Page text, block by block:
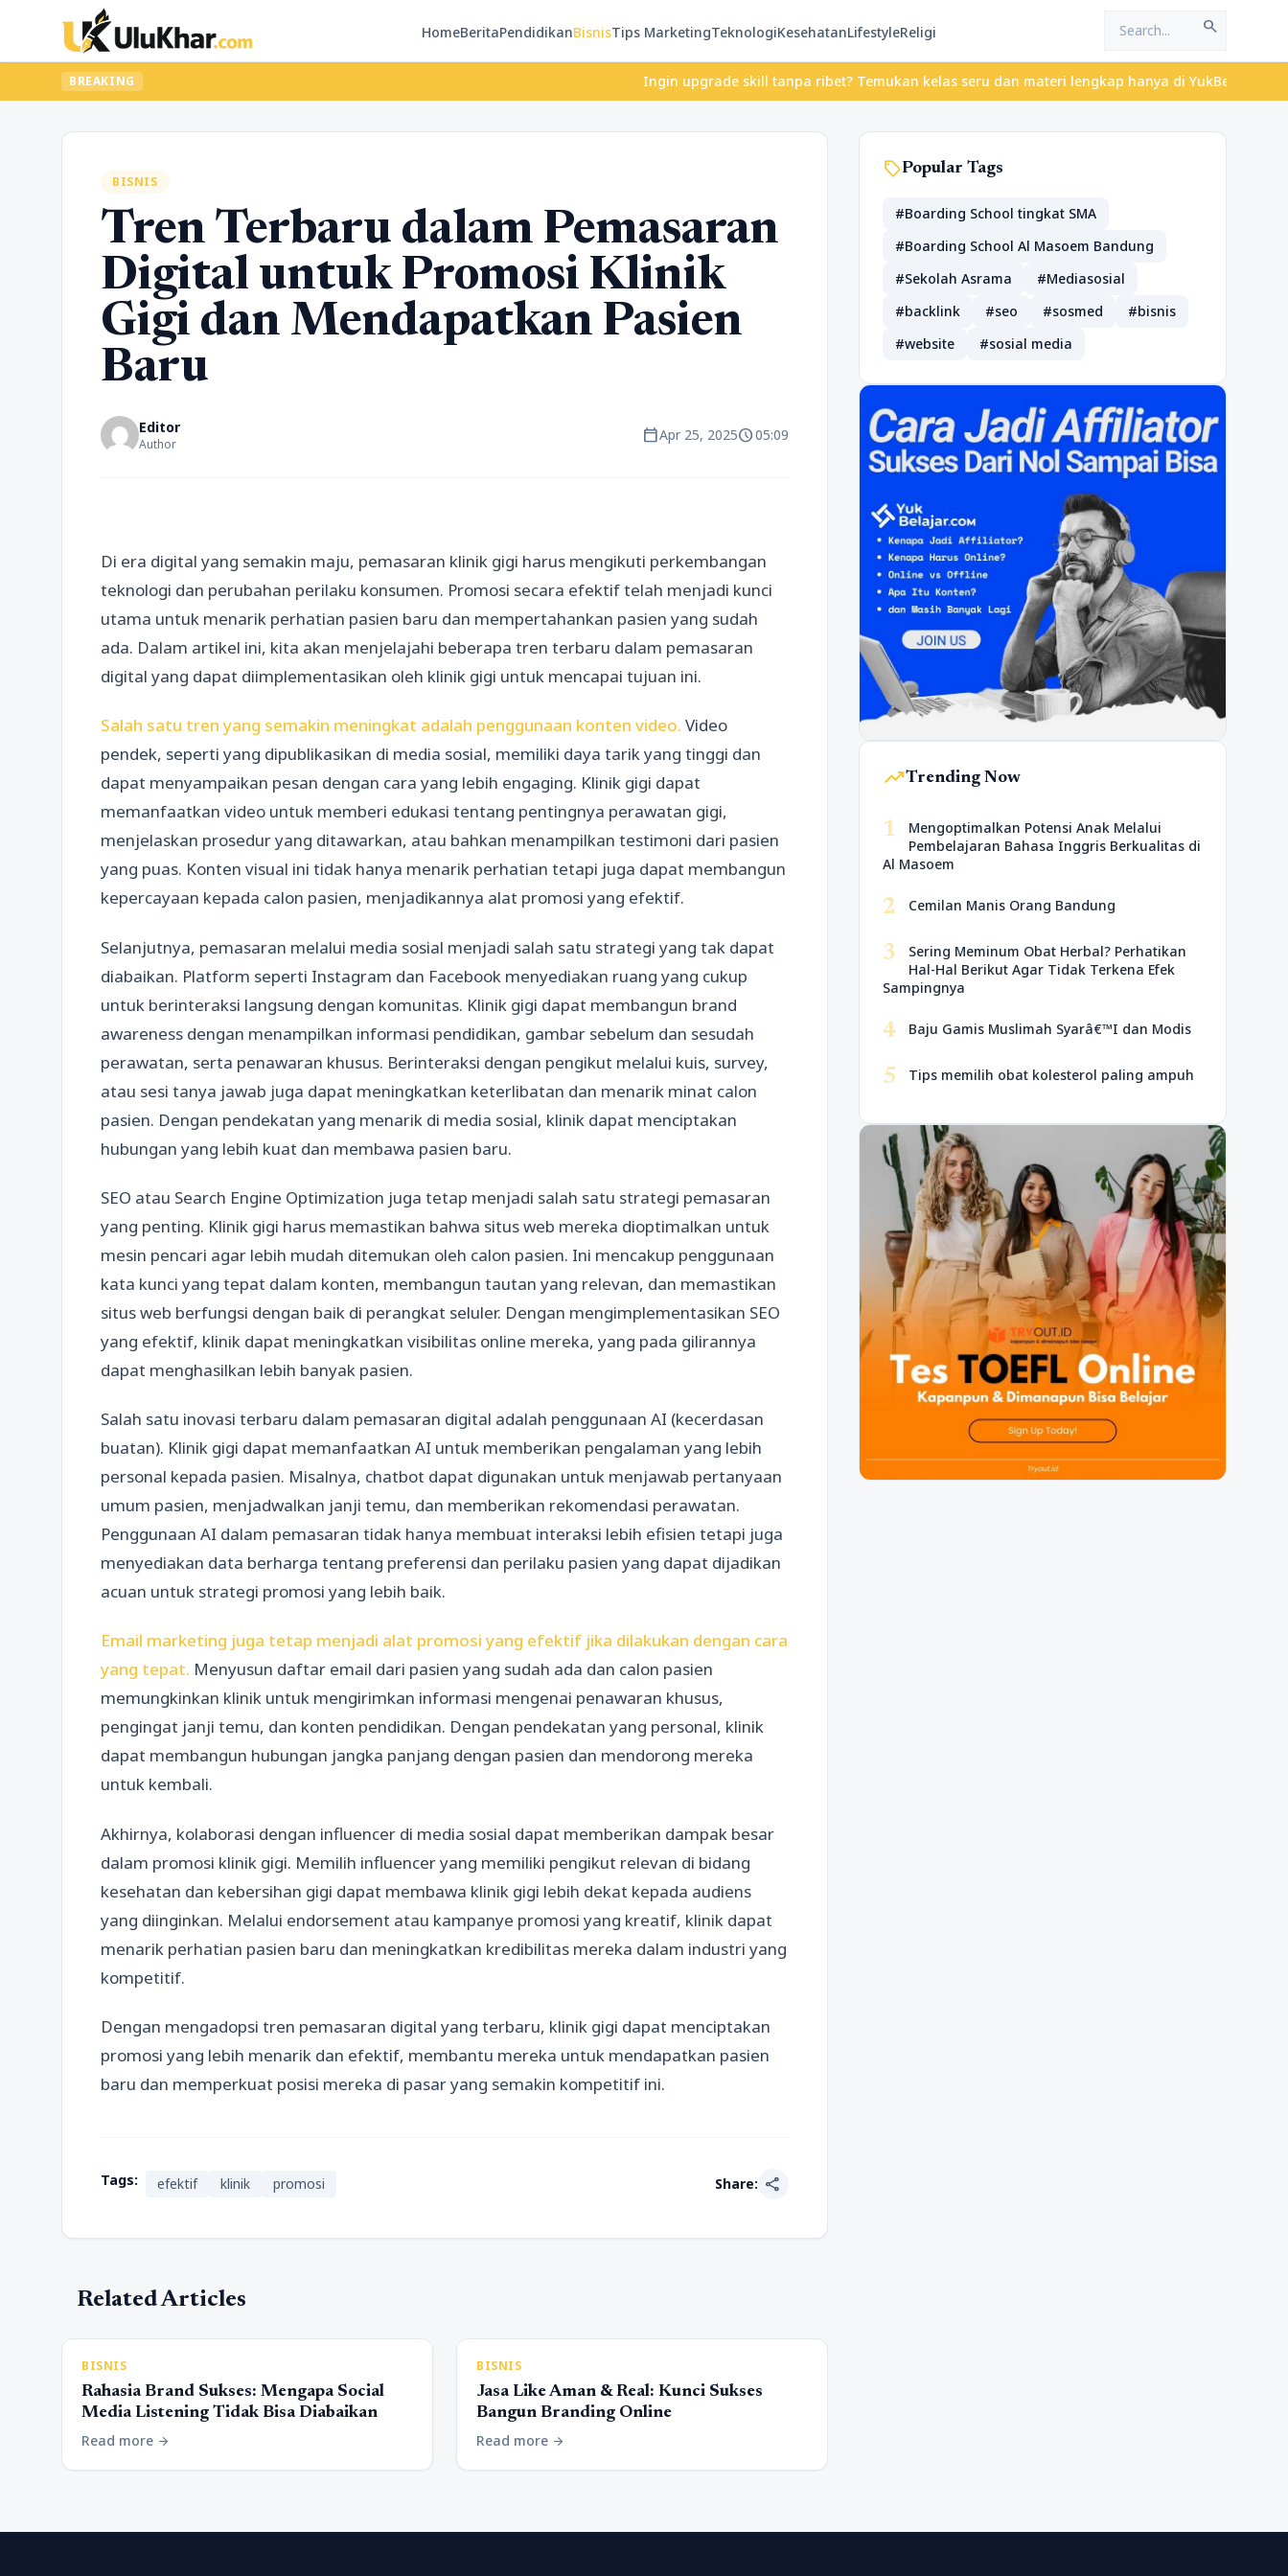
HomeBeritaPendidikanBisnisTips MarketingTeknologiKesehatanLifestyleReligi search
BREAKING Ingin upgrade skill tanpa ribet? Temukan kelas seru dan materi lengkap hanya di YukBelajar.com.
BISNIS
Tren Terbaru dalam Pemasaran
Digital untuk Promosi Klinik
Gigi dan Mendapatkan Pasien
Baru
Editor
Author calendar_todayApr 25, 2025schedule05:09
Di era digital yang semakin maju, pemasaran klinik gigi harus mengikuti perkembangan
teknologi dan perubahan perilaku konsumen. Promosi secara efektif telah menjadi kunci
utama untuk menarik perhatian pasien baru dan mempertahankan pasien yang sudah
ada. Dalam artikel ini, kita akan menjelajahi beberapa tren terbaru dalam pemasaran
digital yang dapat diimplementasikan oleh klinik gigi untuk mencapai tujuan ini.
Salah satu tren yang semakin meningkat adalah penggunaan konten video. Video
pendek, seperti yang dipublikasikan di media sosial, memiliki daya tarik yang tinggi dan
dapat menyampaikan pesan dengan cara yang lebih engaging. Klinik gigi dapat
memanfaatkan video untuk memberi edukasi tentang pentingnya perawatan gigi,
menjelaskan prosedur yang ditawarkan, atau bahkan menampilkan testimoni dari pasien
yang puas. Konten visual ini tidak hanya menarik perhatian tetapi juga dapat membangun
kepercayaan kepada calon pasien, menjadikannya alat promosi yang efektif.
Selanjutnya, pemasaran melalui media sosial menjadi salah satu strategi yang tak dapat
diabaikan. Platform seperti Instagram dan Facebook menyediakan ruang yang cukup
untuk berinteraksi langsung dengan komunitas. Klinik gigi dapat membangun brand
awareness dengan menampilkan informasi pendidikan, gambar sebelum dan sesudah
perawatan, serta penawaran khusus. Berinteraksi dengan pengikut melalui kuis, survey,
atau sesi tanya jawab juga dapat meningkatkan keterlibatan dan menarik minat calon
pasien. Dengan pendekatan yang menarik di media sosial, klinik dapat menciptakan
hubungan yang lebih kuat dan membawa pasien baru.
SEO atau Search Engine Optimization juga tetap menjadi salah satu strategi pemasaran
yang penting. Klinik gigi harus memastikan bahwa situs web mereka dioptimalkan untuk
mesin pencari agar lebih mudah ditemukan oleh calon pasien. Ini mencakup penggunaan
kata kunci yang tepat dalam konten, membangun tautan yang relevan, dan memastikan
situs web berfungsi dengan baik di perangkat seluler. Dengan mengimplementasikan SEO
yang efektif, klinik dapat meningkatkan visibilitas online mereka, yang pada gilirannya
dapat menghasilkan lebih banyak pasien.
Salah satu inovasi terbaru dalam pemasaran digital adalah penggunaan AI (kecerdasan
buatan). Klinik gigi dapat memanfaatkan AI untuk memberikan pengalaman yang lebih
personal kepada pasien. Misalnya, chatbot dapat digunakan untuk menjawab pertanyaan
umum pasien, menjadwalkan janji temu, dan memberikan rekomendasi perawatan.
Penggunaan AI dalam pemasaran tidak hanya membuat interaksi lebih efisien tetapi juga
menyediakan data berharga tentang preferensi dan perilaku pasien yang dapat dijadikan
acuan untuk strategi promosi yang lebih baik.
Email marketing juga tetap menjadi alat promosi yang efektif jika dilakukan dengan cara
yang tepat. Menyusun daftar email dari pasien yang sudah ada dan calon pasien
memungkinkan klinik untuk mengirimkan informasi mengenai penawaran khusus,
pengingat janji temu, dan konten pendidikan. Dengan pendekatan yang personal, klinik
dapat membangun hubungan jangka panjang dengan pasien dan mendorong mereka
untuk kembali.
Akhirnya, kolaborasi dengan influencer di media sosial dapat memberikan dampak besar
dalam promosi klinik gigi. Memilih influencer yang memiliki pengikut relevan di bidang
kesehatan dan kebersihan gigi dapat membawa klinik gigi lebih dekat kepada audiens
yang diinginkan. Melalui endorsement atau kampanye promosi yang kreatif, klinik dapat
menarik perhatian pasien baru dan meningkatkan kredibilitas mereka dalam industri yang
kompetitif.
Dengan mengadopsi tren pemasaran digital yang terbaru, klinik gigi dapat menciptakan
promosi yang lebih menarik dan efektif, membantu mereka untuk mendapatkan pasien
baru dan memperkuat posisi mereka di pasar yang semakin kompetitif ini.
Tags: efektif klinik promosi Share: share
Related Articles
BISNIS
Rahasia Brand Sukses: Mengapa Social
Media Listening Tidak Bisa Diabaikan
Read more arrow_forward
BISNIS
Jasa Like Aman & Real: Kunci Sukses
Bangun Branding Online
Read more arrow_forward
sellPopular Tags
#Boarding School tingkat SMA
#Boarding School Al Masoem Bandung
#Sekolah Asrama
#Mediasosial
#backlink
#seo #sosmed
#bisnis
#website
#sosial media
trending_upTrending Now
1
Mengoptimalkan Potensi Anak Melalui
Pembelajaran Bahasa Inggris Berkualitas di
Al Masoem
2 Cemilan Manis Orang Bandung
3
Sering Meminum Obat Herbal? Perhatikan
Hal-Hal Berikut Agar Tidak Terkena Efek
Sampingnya
4 Baju Gamis Muslimah Syarâ€™I dan Modis
5 Tips memilih obat kolesterol paling ampuh